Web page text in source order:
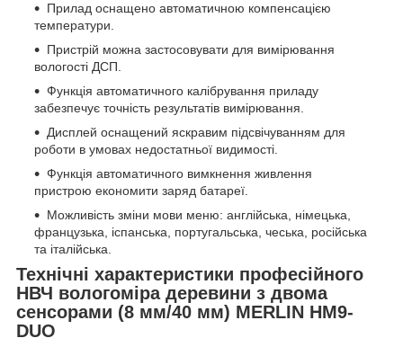
Прилад оснащено автоматичною компенсацією
температури.
Пристрій можна застосовувати для вимірювання
вологості ДСП.
Функція автоматичного калібрування приладу
забезпечує точність результатів вимірювання.
Дисплей оснащений яскравим підсвічуванням для
роботи в умовах недостатньої видимості.
Функція автоматичного вимкнення живлення
пристрою економити заряд батареї.
Можливість зміни мови меню: англійська, німецька,
французька, іспанська, португальська, чеська, російська
та італійська.
Технічні характеристики професійного
НВЧ вологоміра деревини з двома
сенсорами (8 мм/40 мм) MERLIN HM9-
DUO